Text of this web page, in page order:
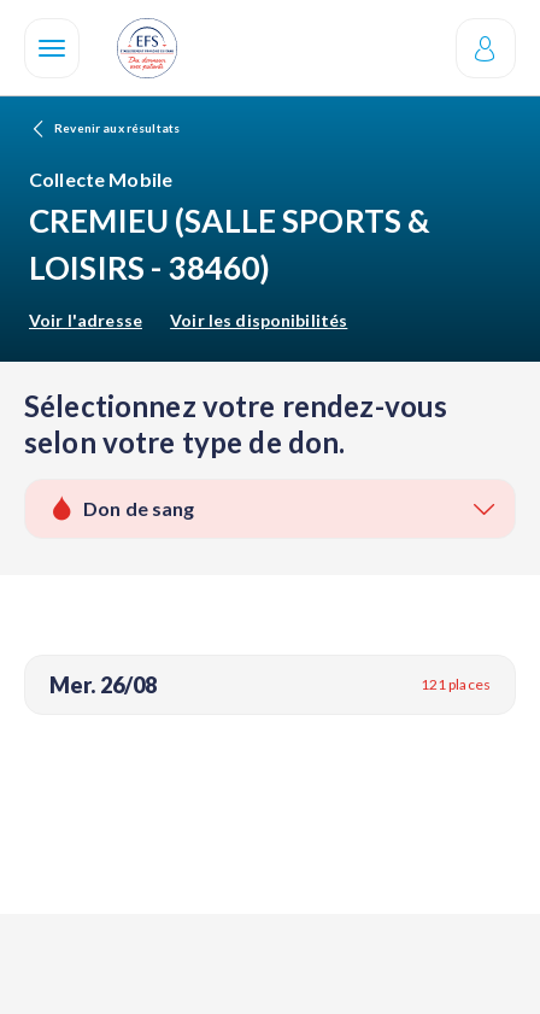
contenu
Revenir aux résultats
Collecte Mobile
CREMIEU (SALLE SPORTS &
LOISIRS - 38460)
Voir l'adresse Voir les disponibilités
Sélectionnez votre rendez-vous
selon votre type de don.
Don de sang
Mer. 26/08 121 places